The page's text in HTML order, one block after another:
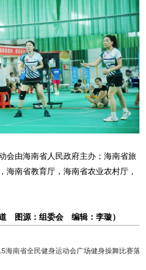
由海南省人民政府主办；海南省旅
海南省教育厅，海南省农业农村厅，
道 图源：组委会 编辑：李璇）
海南省全民健身运动会广场健身操舞比赛落